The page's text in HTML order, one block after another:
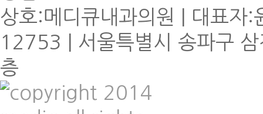
상호:메디큐내과의원 | 대표
12753 | 서울특별시 송파구
층